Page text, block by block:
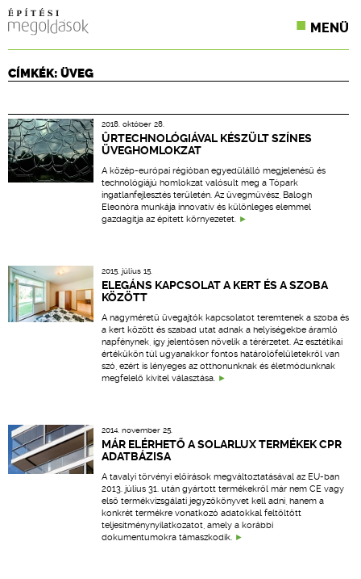
MENÜ
CPR TERMÉKKIÍRÁS
ÉPÍTÉSI JOG
ONLINE KÉPZÉSEK
CÍMKÉK: ÜVEG
2018. október 28.
ÛRTECHNOLÓGIÁVAL KÉSZÜLT SZÍNES
ÜVEGHOMLOKZAT
A közép-európai régióban egyedülálló megjelenésű és
technológiájú homlokzat valósult meg a Tópark
ingatlanfejlesztés területén. Az üvegművész, Balogh
Eleonóra munkája innovatív és különleges elemmel
gazdagítja az épített környezetet.
2015. július 15.
ELEGÁNS KAPCSOLAT A KERT ÉS A SZOBA
KÖZÖTT
A nagyméretű üvegajtók kapcsolatot teremtenek a szoba és
a kert között és szabad utat adnak a helyiségekbe áramló
napfénynek, így jelentősen növelik a térérzetet. Az esztétikai
értékükön túl ugyanakkor fontos határolófelületekről van
szó, ezért is lényeges az otthonunknak és életmódunknak
megfelelő kivitel választása.
2014. november 25.
MÁR ELÉRHETŐ A SOLARLUX TERMÉKEK CPR
ADATBÁZISA
A tavalyi törvényi előírások megváltoztatásával az EU-ban
2013. július 31. után gyártott termékekről már nem CE vagy
első termékvizsgálati jegyzőkönyvet kell adni, hanem a
konkrét termékre vonatkozó adatokkal feltöltött
teljesítménynyilatkozatot, amely a korábbi
dokumentumokra támaszkodik.